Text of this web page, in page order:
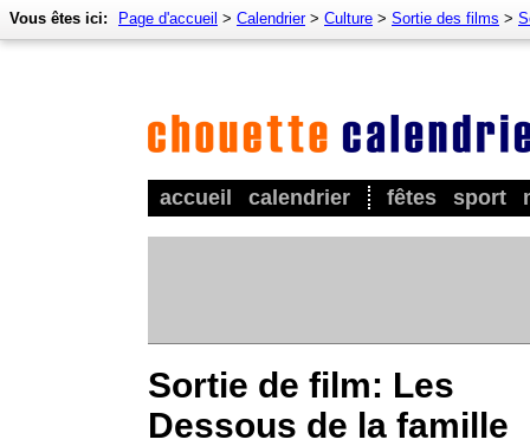
accueil calendrier fêtes sport
Vous êtes ici: Page d'accueil > Calendrier> Culture > Sortie des films >
Sortie de film: Les
Dessous de la famille